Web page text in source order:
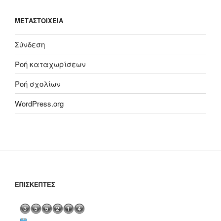
ΜΕΤΑΣΤΟΙΧΕΊΑ
Σύνδεση
Ροή καταχωρίσεων
Ροή σχολίων
WordPress.org
ΕΠΙΣΚΈΠΤΕΣ